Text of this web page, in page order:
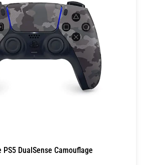
PS5 DualSense Camouflage